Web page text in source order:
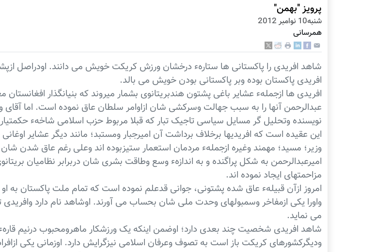
پرویز "بهمن"
شنبه10 نوامبر 2012
همرسانی
شاهد افریدی را پاکستانی ها ستارهء درخشان ورزش کریکت خویش می دانند. اودراصل
افریدی پاکستان بوده وبر پاکستانی بودن خویش می بالد.
افریدی ها ازجملهء عشایر باغی پشتون هندبریتانوی بشمار میروند که بنیانگذار افغانستان
عبدالرحمن آنها را به سبب جهالت وسرکشی شان ازاوامر سلطان عاق نموده است. اما آقای
نویسنده وتحلیل گر مسایل سیاسی تاجیک تبار که قبلا مربوط حزب اسلامی شاخهء
این عقیده است که افریدیها برخلاف برداشت آن امیرجبار ومستبد؛ مانند دیگر عشایر
وزیر؛ مسید؛ مهمند وغیره ازجملهء مردمان استعمار ستیزبوده اند وعلی رغم عاق شدن
امیرعبدالرحمن به شکل پراگنده و به اندازهء وسع وطاقت بشری شان دربرابر نظامیان
مزاحمتهای ایجاد نموده اند.
امروز ازآن قبیلهء عاق شده پشتونی، جوانی قدعلم نموده است که تمام ملت پاکستان به
واورا یکی ازمفاخر وسمبولهای وحدت ملی شان بحساب می آورند. اوشاهد نام دارد
می نماید.
شاهد افریدی شخصیت چند بعدی دارد؛ اوضمن اینکه یک ورزشکار ماهرومحبوب درنیم
ودیگرکشورهای کریکت باز است به تصوف وعرفان اسلامی نیزگرایش دارد. اوزمانی یکی